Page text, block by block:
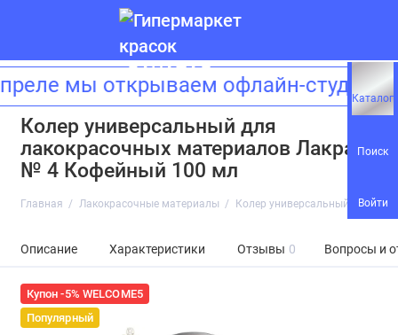
Каталог
Поиск
Войти
мы открываем офлайн-студию
Колер универсальный для
лакокрасочных материалов Лакра
№ 4 Кофейный 100 мл
Главная Лакокрасочные материалы Колер универсальный для
Описание Характеристики Отзывы 0 Вопросы и
Купон -5% WELCOME5
Популярный